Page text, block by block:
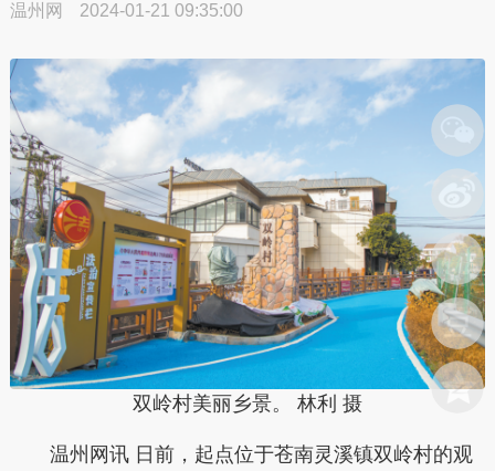
温州网 2024-01-21 09:35:00
双岭村美丽乡景。 林利 摄
温州网讯 日前，起点位于苍南灵溪镇双岭村的观